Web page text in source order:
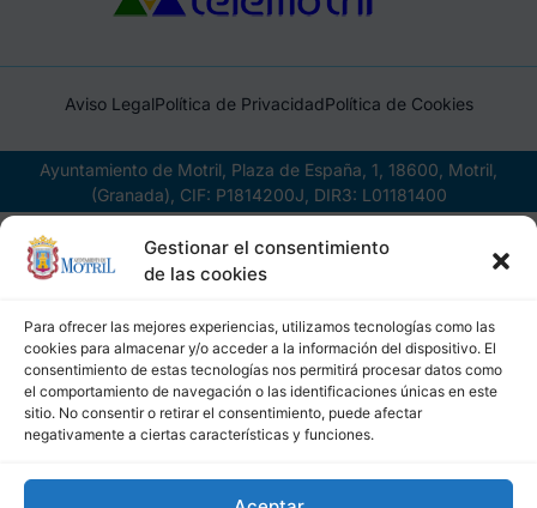
Gestionar el consentimiento
de las cookies
Para ofrecer las mejores experiencias, utilizamos tecnologías como las
cookies para almacenar y/o acceder a la información del dispositivo. El
consentimiento de estas tecnologías nos permitirá procesar datos como
el comportamiento de navegación o las identificaciones únicas en este
sitio. No consentir o retirar el consentimiento, puede afectar
negativamente a ciertas características y funciones.
Aviso LegalPolítica de PrivacidadPolítica de Cookies
Ayuntamiento de Motril, Plaza de España, 1, 18600, Motril,
(Granada), CIF: P1814200J, DIR3: L01181400